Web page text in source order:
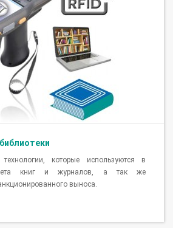
которые используются в
книг и журналов, а так же
выноса.